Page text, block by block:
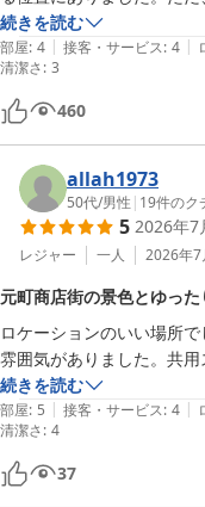
め、そこだけ注意が必要か
くにあります。
・部屋
カプセルホテルのような
した。コンセントとハンガ
・設備・アメニティ
共用部分として洗面所、
ります。シャワールーム
用）ので分かりませんが
かと思います。冷蔵庫、
す。タオルは有料でした
コーヒーを飲めなかったの
・スタッフ対応
予約の手続きが上手くいっ
ろ、素早く丁寧に対応をし
ェックイン前に荷物預かり
た。ただ、荷物をどこに置
しいです。
・コスパ
続きを読む
部屋: 4 | 接客・サービス: 4 |
清潔さ: 3
460
allah1973
50代/男性 | 19件のク
5 2026年7
レジャー 一人 2026年7
元町商店街の景色とゆっ
ロケーションのいい場所
雰囲気がありました。共用
続きを読む
部屋: 5 | 接客・サービス: 4 |
清潔さ: 4
37